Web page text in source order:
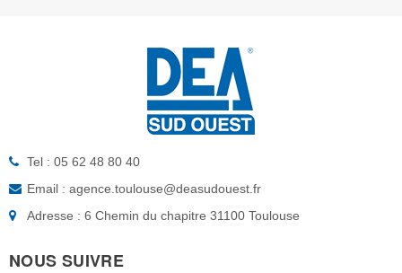
Tel : 05 62 48 80 40
Email : agence.toulouse@deasudouest.fr
Adresse : 6 Chemin du chapitre 31100 Toulouse
NOUS SUIVRE